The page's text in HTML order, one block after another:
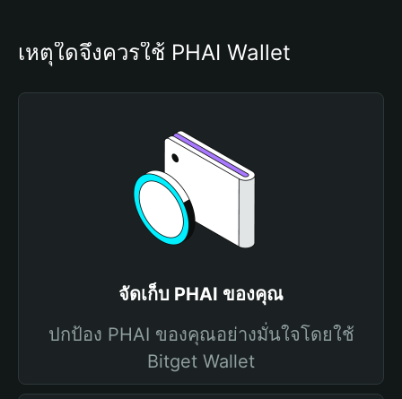
เหตุใดจึงควรใช้ PHAI Wallet
จัดเก็บ PHAI ของคุณ
ปกป้อง PHAI ของคุณอย่างมั่นใจโดยใช้
Bitget Wallet